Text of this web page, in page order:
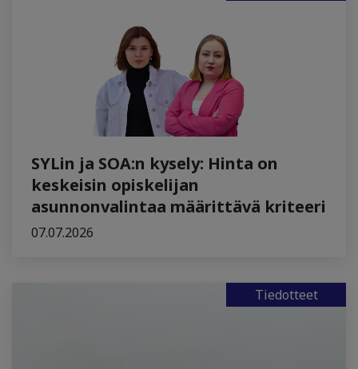
SYLin ja SOA:n kysely: Hinta on
keskeisin opiskelijan
asunnonvalintaa määrittävä kriteeri
07.07.2026
Tiedotteet